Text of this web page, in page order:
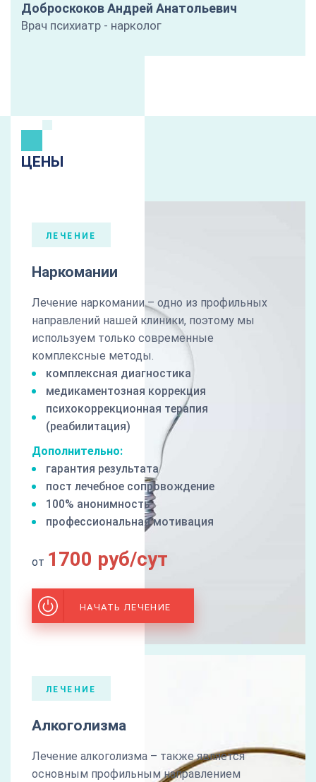
Доброскоков Андрей Анатольевич
Врач психиатр - нарколог
ЦЕНЫ
ЛЕЧЕНИЕ
Наркомании
Лечение наркомании – одно из профильных
направлений нашей клиники, поэтому мы
используем только современные
комплексные методы.
комплексная диагностика
медикаментозная коррекция
психокоррекционная терапия
(реабилитация)
Дополнительно:
гарантия результата
пост лечебное сопровождение
100% анонимность
профессиональная мотивация
от 1700 руб/сут
НАЧАТЬ ЛЕЧЕНИЕ
ЛЕЧЕНИЕ
Алкоголизма
Лечение алкоголизма – также является
основным профильным направлением